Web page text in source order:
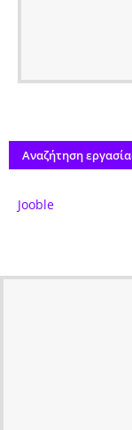
Αναζήτηση
Jooble